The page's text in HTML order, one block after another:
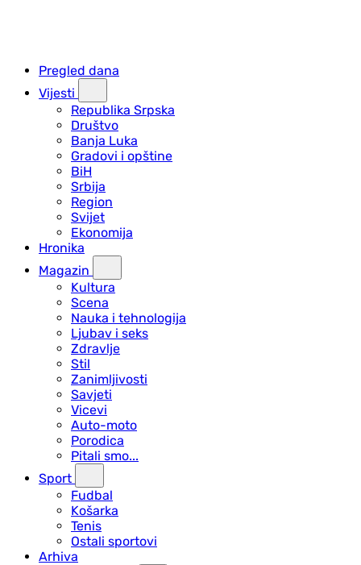
Pregled dana
Vijesti
Republika Srpska
Društvo
Banja Luka
Gradovi i opštine
BiH
Srbija
Region
Svijet
Ekonomija
Hronika
Magazin
Kultura
Scena
Nauka i tehnologija
Ljubav i seks
Zdravlje
Stil
Zanimljivosti
Savjeti
Vicevi
Auto-moto
Porodica
Pitali smo...
Sport
Fudbal
Košarka
Tenis
Ostali sportovi
Arhiva